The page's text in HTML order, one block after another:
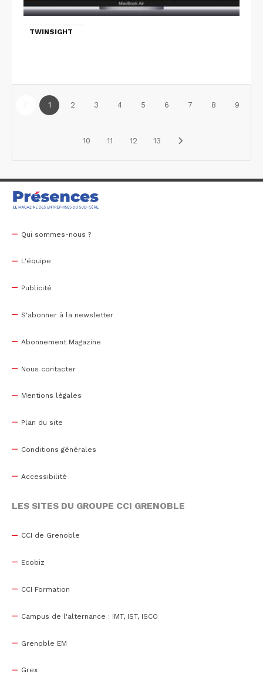
TWINSIGHT
1 2 3 4 5 6 7 8 9
10 11 12 13
Qui sommes-nous ?
L'équipe
Publicité
S'abonner à la newsletter
Abonnement Magazine
Nous contacter
Mentions légales
Plan du site
Conditions générales
Accessibilité
LES SITES DU GROUPE CCI GRENOBLE
CCI de Grenoble
Ecobiz
CCI Formation
Campus de l'alternance : IMT, IST, ISCO
Grenoble EM
Grex